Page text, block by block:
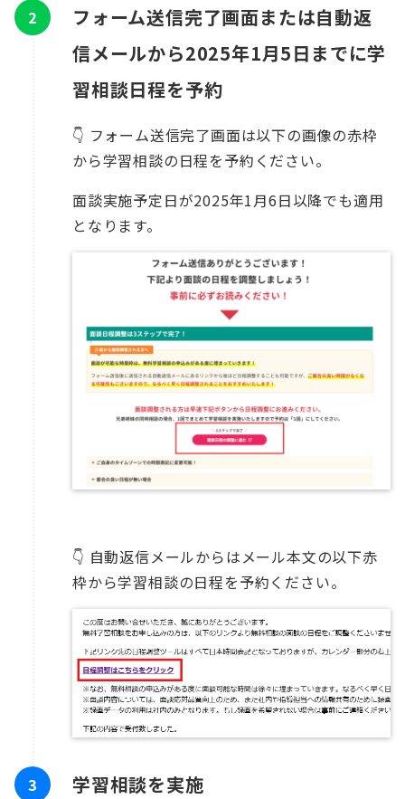
フォーム送信完了画面または自動返
信メールから2025年1月5日までに学
習相談日程を予約
👇 フォーム送信完了画面は以下の画像の赤枠
から学習相談の日程を予約ください。
面談実施予定日が2025年1月6日以降でも適用
となります。
👇 自動返信メールからはメール本文の以下赤
枠から学習相談の日程を予約ください。
学習相談を実施